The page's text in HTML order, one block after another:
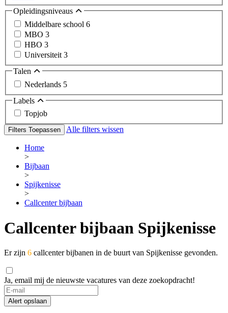
Opleidingsniveaus
Middelbare school 6
MBO 3
HBO 3
Universiteit 3
Talen
Nederlands 5
Labels
Topjob
Filters Toepassen Alle filters wissen
Home
>
Bijbaan
>
Spijkenisse
>
Callcenter bijbaan
Callcenter bijbaan Spijkenisse
Er zijn 6 callcenter bijbanen in de buurt van Spijkenisse gevonden.
Ja, email mij de nieuwste vacatures van deze zoekopdracht!
Alert opslaan